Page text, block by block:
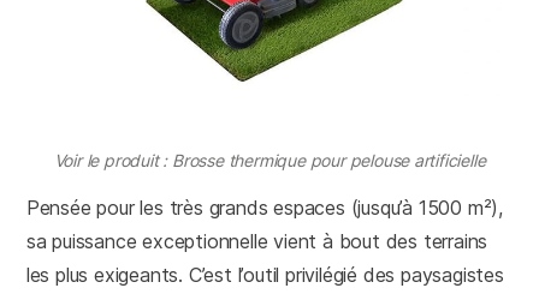
Voir le produit : Brosse thermique pour pelouse artificielle
Pensée pour les très grands espaces (jusqu’à 1500 m²),
sa puissance exceptionnelle vient à bout des terrains
les plus exigeants. C’est l’outil privilégié des paysagistes